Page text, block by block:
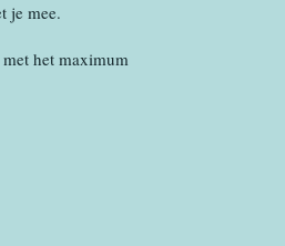
je mee.
het maximum